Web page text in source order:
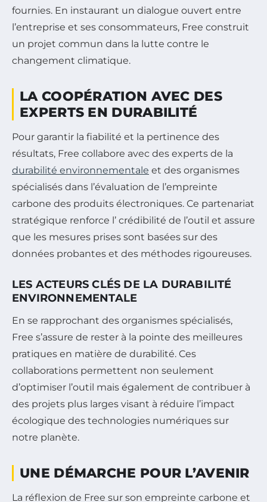
fournies. En instaurant un dialogue ouvert entre
l’entreprise et ses consommateurs, Free construit
un projet commun dans la lutte contre le
changement climatique.
LA COOPÉRATION AVEC DES
EXPERTS EN DURABILITÉ
Pour garantir la fiabilité et la pertinence des
résultats, Free collabore avec des experts de la
durabilité environnementale et des organismes
spécialisés dans l’évaluation de l’empreinte
carbone des produits électroniques. Ce partenariat
stratégique renforce l’ crédibilité de l’outil et assure
que les mesures prises sont basées sur des
données probantes et des méthodes rigoureuses.
LES ACTEURS CLÉS DE LA DURABILITÉ
ENVIRONNEMENTALE
En se rapprochant des organismes spécialisés,
Free s’assure de rester à la pointe des meilleures
pratiques en matière de durabilité. Ces
collaborations permettent non seulement
d’optimiser l’outil mais également de contribuer à
des projets plus larges visant à réduire l’impact
écologique des technologies numériques sur
notre planète.
UNE DÉMARCHE POUR L’AVENIR
La réflexion de Free sur son empreinte carbone et